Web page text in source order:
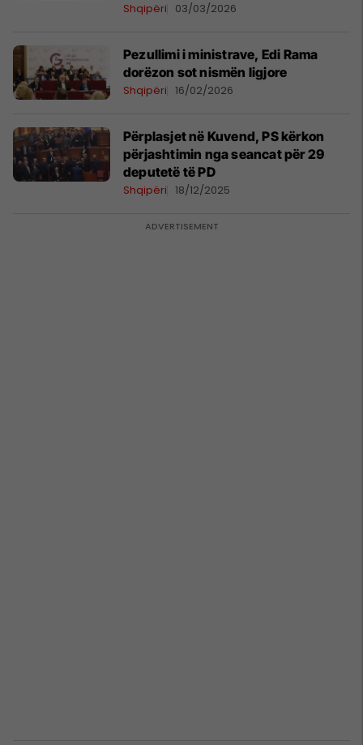
Shqipëri 03/03/2026
Pezullimi i ministrave, Edi Rama
dorëzon sot nismën ligjore
Shqipëri 16/02/2026
Përplasjet në Kuvend, PS kërkon
përjashtimin nga seancat për 29
deputetë të PD
Shqipëri 18/12/2025